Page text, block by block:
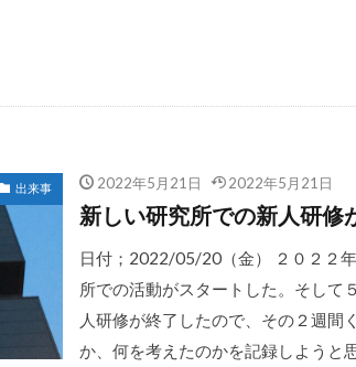
出来事 2022年5月21日 2022年5月21日
新しい研究所での新人研修
日付；2022/05/20（金） ２０２２
所での活動がスタートした。そして
人研修が終了したので、その２週間
か、何を考えたのかを記録しようと